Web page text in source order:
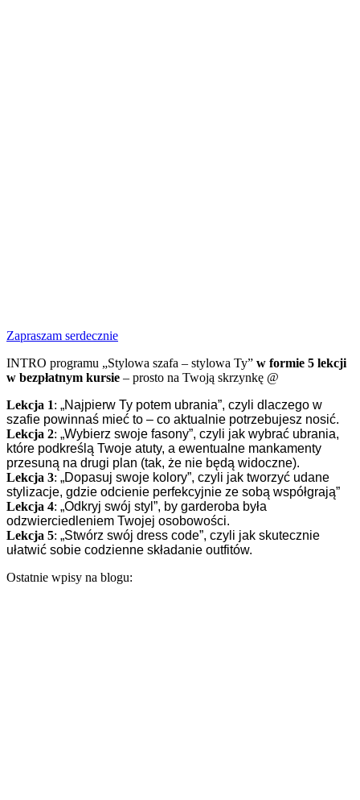
Zapraszam serdecznie
INTRO programu „Stylowa szafa – stylowa Ty” w formie 5 lekcji
w bezpłatnym kursie – prosto na Twoją skrzynkę @
Lekcja 1: „Najpierw Ty potem ubrania”, czyli dlaczego w
szafie powinnaś mieć to – co aktualnie potrzebujesz nosić.
Lekcja 2: „Wybierz swoje fasony”, czyli jak wybrać ubrania,
które podkreślą Twoje atuty, a ewentualne mankamenty
przesuną na drugi plan (tak, że nie będą widoczne).
Lekcja 3: „Dopasuj swoje kolory”, czyli jak tworzyć udane
stylizacje, gdzie odcienie perfekcyjnie ze sobą współgrają”
Lekcja 4: „Odkryj swój styl”, by garderoba była
odzwierciedleniem Twojej osobowości.
Lekcja 5: „Stwórz swój dress code”, czyli jak skutecznie
ułatwić sobie codzienne składanie outfitów.
Ostatnie wpisy na blogu: